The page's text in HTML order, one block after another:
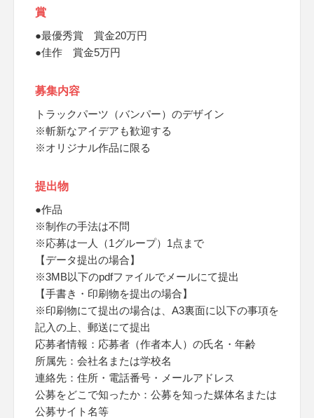
賞
●最優秀賞 賞金20万円
●佳作 賞金5万円
募集内容
トラックパーツ（バンパー）のデザイン
※斬新なアイデアも歓迎する
※オリジナル作品に限る
提出物
●作品
※制作の手法は不問
※応募は一人（1グループ）1点まで
【データ提出の場合】
※3MB以下のpdfファイルでメールにて提出
【手書き・印刷物を提出の場合】
※印刷物にて提出の場合は、A3裏面に以下の事項を
記入の上、郵送にて提出
応募者情報：応募者（作者本人）の氏名・年齢
所属先：会社名または学校名
連絡先：住所・電話番号・メールアドレス
公募をどこで知ったか：公募を知った媒体名または
公募サイト名等